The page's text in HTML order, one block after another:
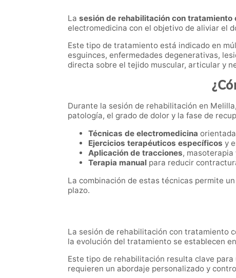
La sesión de rehabilitación con tratamiento
electromedicina con el objetivo de aliviar el
Este tipo de tratamiento está indicado en
esguinces, enfermedades degenerativas,
directa sobre el tejido muscular, articular y
Durante la sesión de rehabilitación en
patología, el grado de dolor y la fase de
Técnicas de electromedicina
Ejercicios terapéuticos específicos y
Aplicación de tracciones,
Terapia manual para reducir
La combinación de estas técnicas permite
plazo.
La sesión de rehabilitación con tratamiento
la evolución del tratamiento se establecen
Este tipo de rehabilitación resulta clave
requieren un abordaje personalizado y